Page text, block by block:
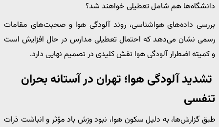
دانشگاه‌ها هم شامل تعطیلی خواهند شد؟
بررسی داده‌های هواشناسی، روند آلودگی هوا و صحبت‌های مقامات
رسمی نشان می‌دهد که احتمال تعطیلی مدارس در حال افزایش است
و کمیته اضطرار آلودگی هوا نقش کلیدی در تصمیم نهایی دارد.
تشدید آلودگی هوا؛ تهران در آستانه بحران
تنفسی
طبق گزارش‌ها، به دلیل سکون هوا، نبود وزش باد مؤثر و انباشت ذرات